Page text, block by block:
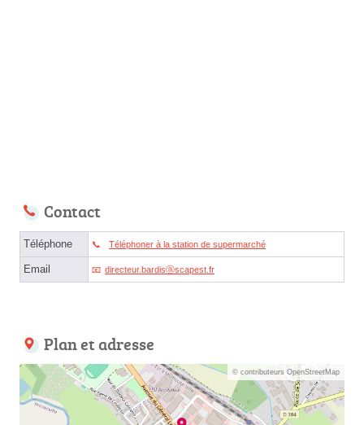
Contact
Téléphone Téléphoner à la station de supermarché
Email directeur.bardisⓐscapest.fr
Plan et adresse
© contributeurs OpenStreetMap